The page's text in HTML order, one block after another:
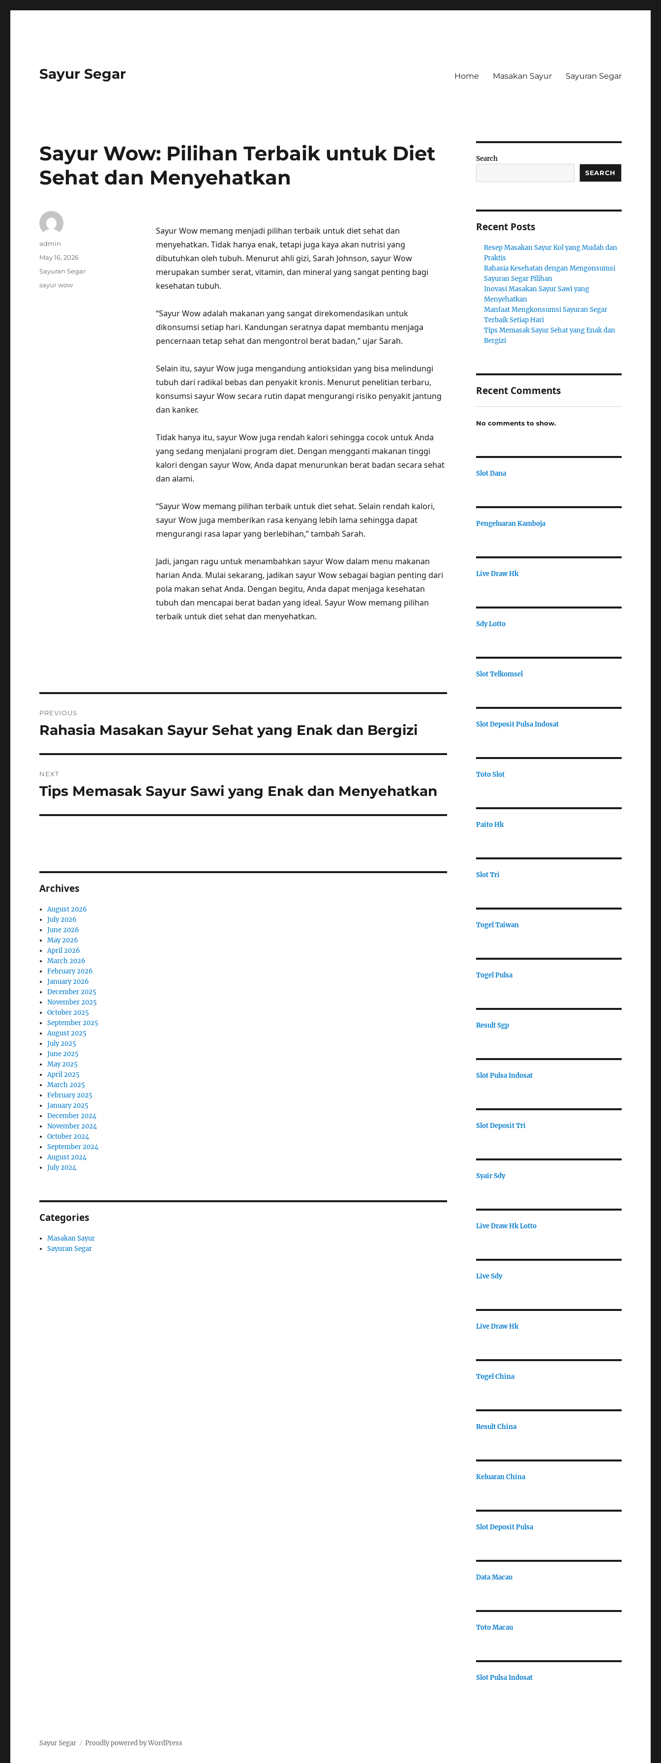
Sayur Segar Home Masakan Sayur Sayuran Segar
Sayur Wow: Pilihan Terbaik untuk Diet
Sehat dan Menyehatkan
Sayur Wow memang menjadi pilihan terbaik untuk diet sehat dan
menyehatkan. Tidak hanya enak, tetapi juga kaya akan nutrisi yang
dibutuhkan oleh tubuh. Menurut ahli gizi, Sarah Johnson, sayur Wow
merupakan sumber serat, vitamin, dan mineral yang sangat penting bagi
kesehatan tubuh.
“Sayur Wow adalah makanan yang sangat direkomendasikan untuk
dikonsumsi setiap hari. Kandungan seratnya dapat membantu menjaga
pencernaan tetap sehat dan mengontrol berat badan,” ujar Sarah.
Selain itu, sayur Wow juga mengandung antioksidan yang bisa melindungi
tubuh dari radikal bebas dan penyakit kronis. Menurut penelitian terbaru,
konsumsi sayur Wow secara rutin dapat mengurangi risiko penyakit jantung
dan kanker.
Tidak hanya itu, sayur Wow juga rendah kalori sehingga cocok untuk Anda
yang sedang menjalani program diet. Dengan mengganti makanan tinggi
kalori dengan sayur Wow, Anda dapat menurunkan berat badan secara sehat
dan alami.
“Sayur Wow memang pilihan terbaik untuk diet sehat. Selain rendah kalori,
sayur Wow juga memberikan rasa kenyang lebih lama sehingga dapat
mengurangi rasa lapar yang berlebihan,” tambah Sarah.
Jadi, jangan ragu untuk menambahkan sayur Wow dalam menu makanan
harian Anda. Mulai sekarang, jadikan sayur Wow sebagai bagian penting dari
pola makan sehat Anda. Dengan begitu, Anda dapat menjaga kesehatan
tubuh dan mencapai berat badan yang ideal. Sayur Wow memang pilihan
terbaik untuk diet sehat dan menyehatkan.
Author
admin
Posted
May 16, 2026
Categories
Sayuran Segar
Tags
sayur wow
navigation
PREVIOUS
Previous
Rahasia Masakan Sayur Sehat yang Enak dan Bergizi
NEXT
Next
Tips Memasak Sayur Sawi yang Enak dan Menyehatkan
Archives
August 2026
July 2026
June 2026
May 2026
April 2026
March 2026
February 2026
January 2026
December 2025
November 2025
October 2025
September 2025
August 2025
July 2025
June 2025
May 2025
April 2025
March 2025
February 2025
January 2025
December 2024
November 2024
October 2024
September 2024
August 2024
July 2024
Categories
Masakan Sayur
Sayuran Segar
Search
SEARCH
Recent Posts
Resep Masakan Sayur Kol yang Mudah dan
Praktis
Rahasia Kesehatan dengan Mengonsumsi
Sayuran Segar Pilihan
Inovasi Masakan Sayur Sawi yang
Menyehatkan
Manfaat Mengkonsumsi Sayuran Segar
Terbaik Setiap Hari
Tips Memasak Sayur Sehat yang Enak dan
Bergizi
Recent Comments
No comments to show.
Slot Dana
Pengeluaran Kamboja
Live Draw Hk
Sdy Lotto
Slot Telkomsel
Slot Deposit Pulsa Indosat
Toto Slot
Paito Hk
Slot Tri
Togel Taiwan
Togel Pulsa
Result Sgp
Slot Pulsa Indosat
Slot Deposit Tri
Syair Sdy
Live Draw Hk Lotto
Live Sdy
Live Draw Hk
Togel China
Result China
Keluaran China
Slot Deposit Pulsa
Data Macau
Toto Macau
Slot Pulsa Indosat
Sayur Segar Proudly powered by WordPress